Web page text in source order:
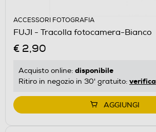
ACCESSORI FOTOGRAFIA
FUJI - Tracolla fotocamera-Bianco
€ 2,90
Acquisto online: disponibile
Ritiro in negozio in 30' gratuito: verifica
AGGIUNGI